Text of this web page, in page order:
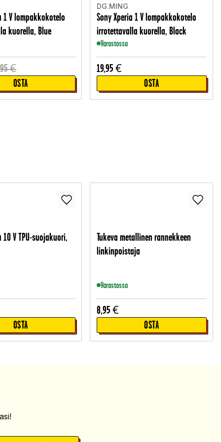
1 V lompakkokotelo
kuorella, Blue
€
OSTA
DG.MING
Sony Xperia 1 V lompakkokotelo
irrotettavalla kuorella, Black
Varastossa
19,95 €
OSTA
10 V TPU-suojakuori,
OSTA
Tukeva metallinen rannekkeen
linkinpoistaja
Varastossa
8,95 €
OSTA